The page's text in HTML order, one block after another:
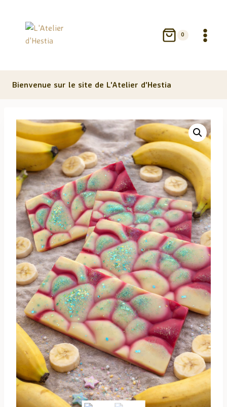
contenu
0
Bienvenue sur le site de L'Atelier d'Hestia